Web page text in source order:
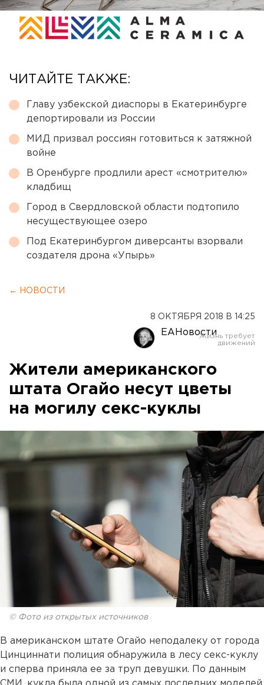
ЧИТАЙТЕ ТАКЖЕ:
Главу узбекской диаспоры в Екатеринбурге
депортировали из России
МИД призвал россиян готовиться к затяжной
войне
В Оренбурге продлили арест «смотрителю»
кладбищ
Город в Свердловской области подтопило
несуществующее озеро
Под Екатеринбургом диверсанты взорвали
создателя дрона «Упырь»
← НОВОСТИ
8 ОКТЯБРЯ 2018 В 14:25
ЕАНовости
Жители американского
штата Огайо несут цветы
на могилу секс-куклы
© Фото из открытых источников
В американском штате Огайо неподалеку от города
Цинциннати полиция обнаружила в лесу секс-куклу
и сперва приняла ее за труп девушки. По данным